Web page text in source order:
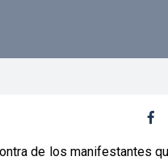
de los manifestantes